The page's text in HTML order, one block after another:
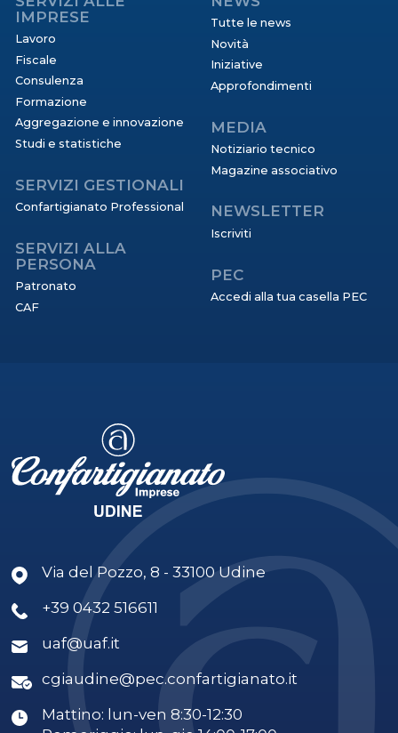
IMPRESE
Lavoro
Fiscale
Consulenza
Formazione
Aggregazione e innovazione
Studi e statistiche
SERVIZI GESTIONALI
Confartigianato Professional
SERVIZI ALLA
PERSONA
Patronato
CAF
Tutte le news
Novità
Iniziative
Approfondimenti
MEDIA
Notiziario tecnico
Magazine associativo
NEWSLETTER
Iscriviti
PEC
Accedi alla tua casella PEC
Via del Pozzo, 8 - 33100 Udine
+39 0432 516611
uaf@uaf.it
cgiaudine@pec.confartigianato.it
Mattino: lun-ven 8:30-12:30